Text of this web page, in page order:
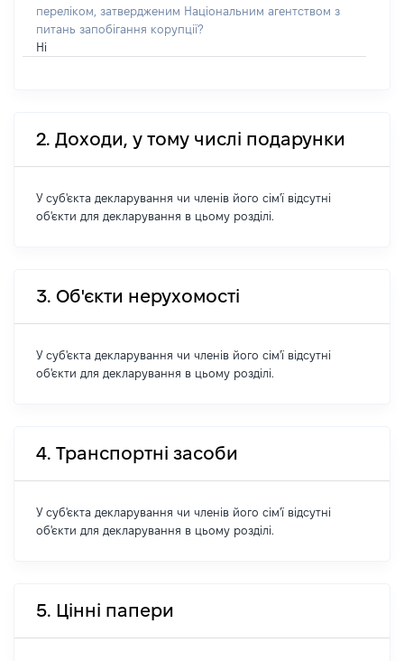
переліком, затвердженим Національним агентством з
питань запобігання корупції?
Ні
2. Доходи, у тому числі подарунки
У суб'єкта декларування чи членів його сім'ї відсутні
об'єкти для декларування в цьому розділі.
3. Об'єкти нерухомості
У суб'єкта декларування чи членів його сім'ї відсутні
об'єкти для декларування в цьому розділі.
4. Транспортні засоби
У суб'єкта декларування чи членів його сім'ї відсутні
об'єкти для декларування в цьому розділі.
5. Цінні папери